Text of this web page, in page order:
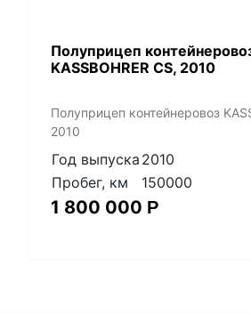
Полуприцеп
KASSBOHRER CS, 2010
Полуприцеп контейнеровоз
2010
Год выпуска 2010
Пробег, км
150000
1 800 000 Р